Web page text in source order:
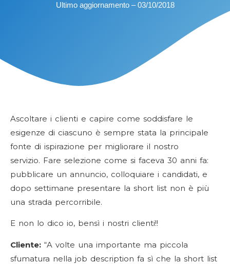
Ultimo aggiornamento – 03/10/2018
Ascoltare i clienti e capire come soddisfare le
esigenze di ciascuno è sempre stata la principale
fonte di ispirazione per migliorare il nostro
servizio. Fare selezione come si faceva 30 anni fa:
pubblicare un annuncio, colloquiare i candidati, e
dopo settimane presentare la short list non è più
una strada percorribile.
E non lo dico io, bensì i nostri clienti!!
Cliente: “A volte una importante ma piccola
sfumatura nella job description fa sì che la short list